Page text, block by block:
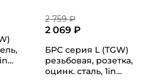
2 759 ₽
2 069 ₽
БРС серия L (TGW)
резьбовая, розетка,
оцинк. сталь, 1in